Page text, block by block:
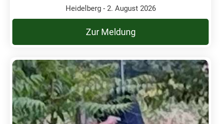
Heidelberg - 2. August 2026
Zur Meldung